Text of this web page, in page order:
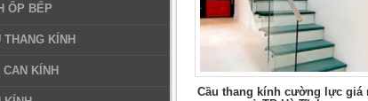
Cầu thang kính cường lực giá
ỐP BẾP
THANG KÍNH
CAN KÍNH